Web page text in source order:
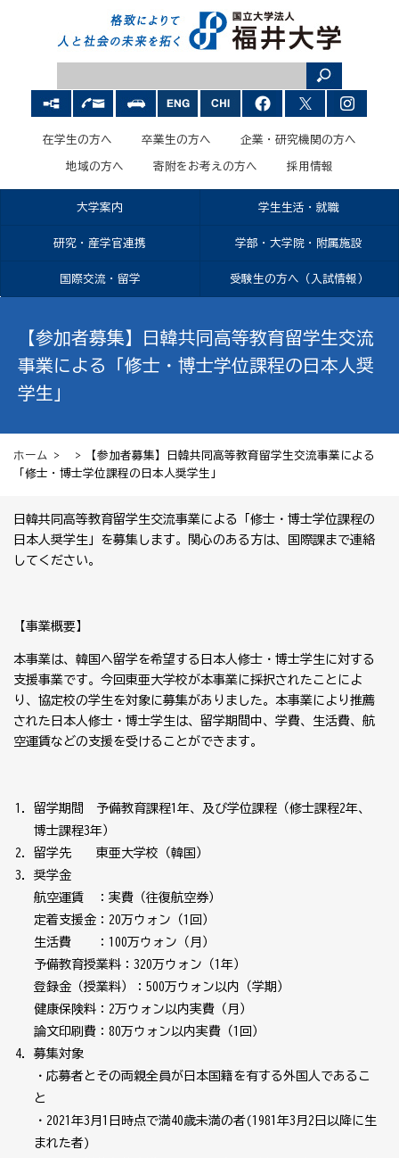
在学生の方へ 卒業生の方へ 企業・研究機関の方へ
地域の方へ 寄附をお考えの方へ 採用情報
大学案内 学生生活・就職
研究・産学官連携 学部・大学院・附属施設
国際交流・留学 受験生の方へ（入試情報）
【参加者募集】日韓共同高等教育留学生交流
事業による「修士・博士学位課程の日本人奨
学生」
ホーム
> > 【参加者募集】日韓共同高等教育留学生交流事業による
「修士・博士学位課程の日本人奨学生」
日韓共同高等教育留学生交流事業による「修士・博士学位課程の
日本人奨学生」を募集します。関心のある方は、国際課まで連絡
してください。
【事業概要】
本事業は、韓国へ留学を希望する日本人修士・博士学生に対する
支援事業です。今回東亜大学校が本事業に採択されたことによ
り、協定校の学生を対象に募集がありました。本事業により推薦
された日本人修士・博士学生は、留学期間中、学費、生活費、航
空運賃などの支援を受けることができます。
留学期間 予備教育課程1年、及び学位課程（修士課程2年、
博士課程3年）
留学先 東亜大学校（韓国）
奨学金
航空運賃 ：実費（往復航空券）
定着支援金：20万ウォン（1回）
生活費 ：100万ウォン（月）
予備教育授業料：320万ウォン（1年）
登録金（授業料）：500万ウォン以内（学期）
健康保険料：2万ウォン以内実費（月）
論文印刷費：80万ウォン以内実費（1回）
募集対象
・応募者とその両親全員が日本国籍を有する外国人であるこ
と
・2021年3月1日時点で満40歳未満の者(1981年3月2日以降に生
まれた者)